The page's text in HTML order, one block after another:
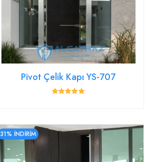
Pivot Çelik Kapı YS-707
31% İNDİRİM